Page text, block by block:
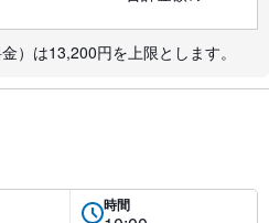
）は13,200円を上限とします。
時間